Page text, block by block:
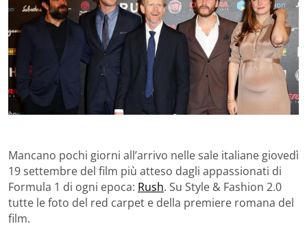
Mancano pochi giorni all’arrivo nelle sale italiane giovedì
19 settembre del film più atteso dagli appassionati di
Formula 1 di ogni epoca: Rush. Su Style & Fashion 2.0
tutte le foto del red carpet e della premiere romana del
film.